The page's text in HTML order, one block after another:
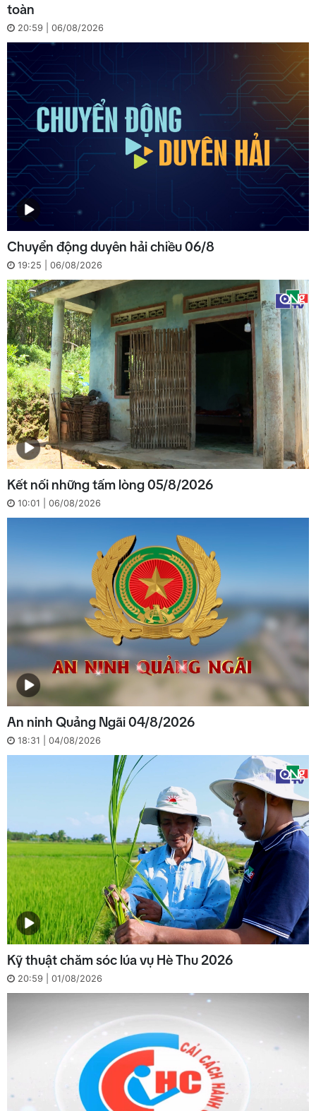
toàn
20:59 | 06/08/2026
Chuyển động duyên hải chiều 06/8
19:25 | 06/08/2026
Kết nối những tấm lòng 05/8/2026
10:01 | 06/08/2026
An ninh Quảng Ngãi 04/8/2026
18:31 | 04/08/2026
Kỹ thuật chăm sóc lúa vụ Hè Thu 2026
20:59 | 01/08/2026